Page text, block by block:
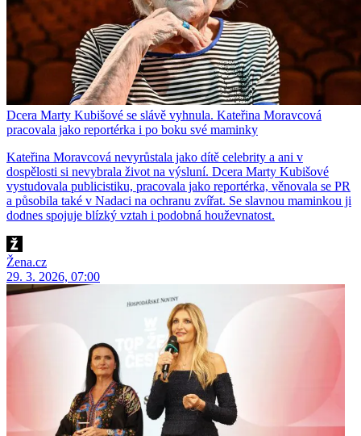
Dcera Marty Kubišové se slávě vyhnula. Kateřina Moravcová
pracovala jako reportérka i po boku své maminky
Kateřina Moravcová nevyrůstala jako dítě celebrity a ani v
dospělosti si nevybrala život na výsluní. Dcera Marty Kubišové
vystudovala publicistiku, pracovala jako reportérka, věnovala se PR
a působila také v Nadaci na ochranu zvířat. Se slavnou maminkou ji
dodnes spojuje blízký vztah i podobná houževnatost.
Žena.cz
29. 3. 2026, 07:00